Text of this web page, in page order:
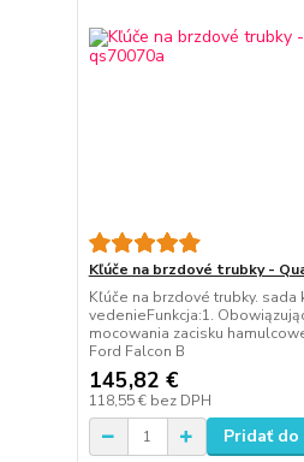
Kľúče na brzdové trubky -
Kľúče na brzdové trubky. sada
vedenieFunkcja:1.
mocowania zacisku
Ford Falcon B
145,82 €
118,55 € bez DPH
Pridať do